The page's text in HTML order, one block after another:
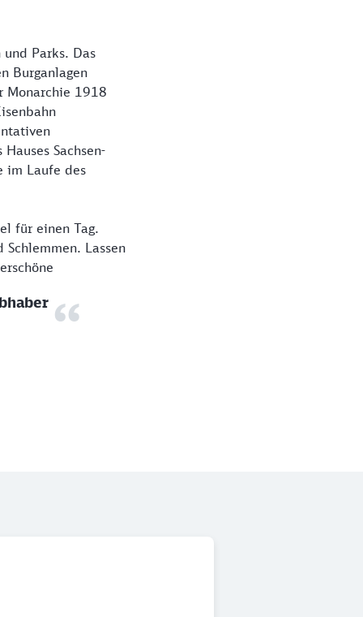
Parks. Das
Burganlagen
Monarchie 1918
Sachsen-
im Laufe des
für einen Tag.
Lassen